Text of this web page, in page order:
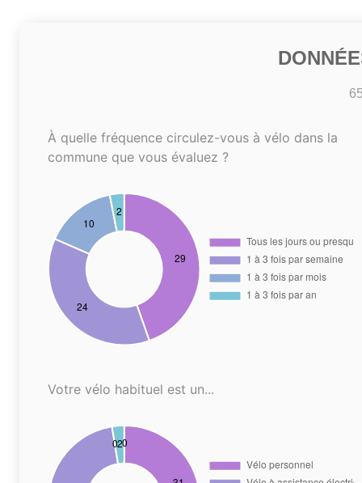
À quelle fréquence circulez-vous à vélo dans la
commune que vous évaluez ?
Votre vélo habituel est un...